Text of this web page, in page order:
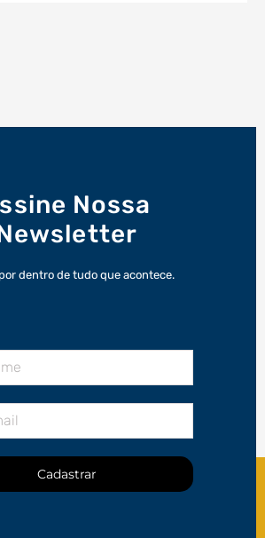
Nossa
dentro de tudo que acontece.
Cadastrar